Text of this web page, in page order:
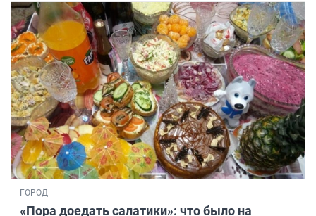
ГОРОД
«Пора доедать салатики»: что было на